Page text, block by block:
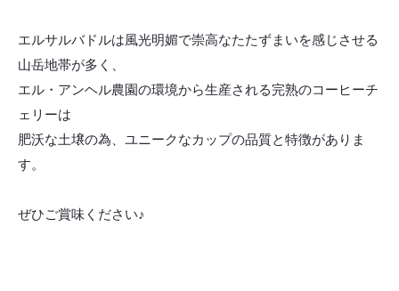
エルサルバドルは風光明媚で崇高なたたずまいを感じさせる
山岳地帯が多く、
エル・アンヘル農園の環境から生産される完熟のコーヒーチ
ェリーは
肥沃な土壌の為、ユニークなカップの品質と特徴がありま
す。
ぜひご賞味ください♪